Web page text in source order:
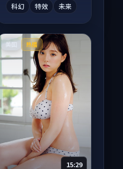
科幻 特效 未来
美国 热播
15:29